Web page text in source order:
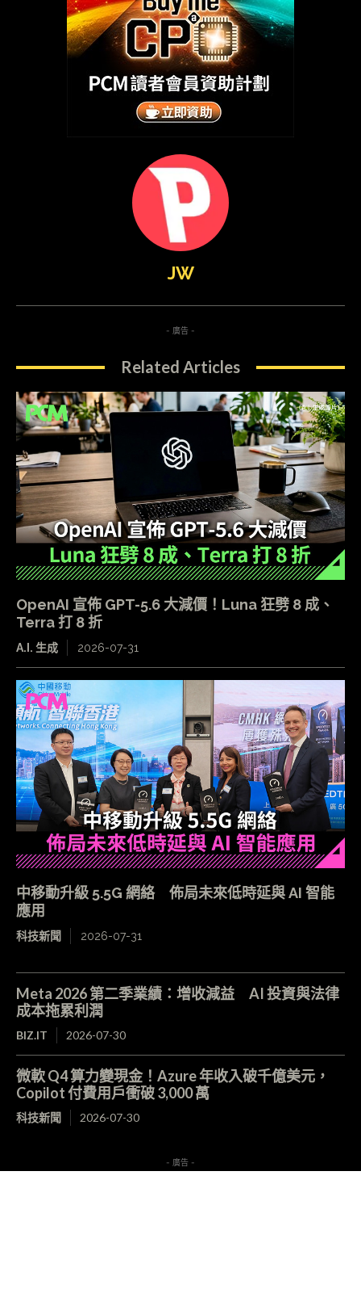
JW
- 廣告 -
Related Articles
OpenAI 宣佈 GPT-5.6 大減價！Luna 狂劈 8 成、
Terra 打 8 折
A.I. 生成 2026-07-31
中移動升級 5.5G 網絡 佈局未來低時延與 AI 智能
應用
科技新聞 2026-07-31
Meta 2026 第二季業績：增收減益 AI 投資與法律
成本拖累利潤
BIZ.IT 2026-07-30
微軟 Q4 算力變現金！Azure 年收入破千億美元，
Copilot 付費用戶衝破 3,000 萬
科技新聞 2026-07-30
- 廣告 -